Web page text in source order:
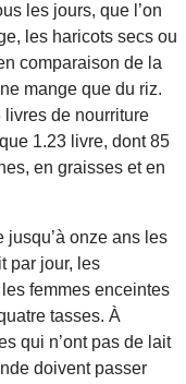
les jours, que l’on
les haricots secs ou
comparaison de la
mange que du riz.
de nourriture
1.23 livre, dont 85
en graisses et en
jusqu’à onze ans les
par jour, les
femmes enceintes
tasses. À
qui n’ont pas de lait
doivent passer